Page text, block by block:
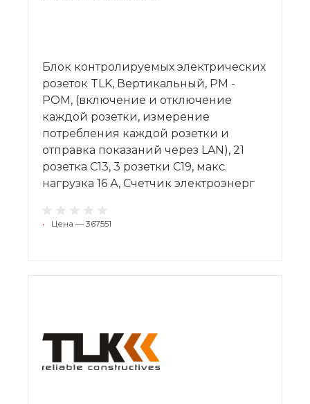
Блок контролируемых электрических
розеток TLK, Вертикальный, PM -
POM, (включение и отключение
каждой розетки, измерение
потребления каждой розетки и
отправка показаний через LAN), 21
розетка C13, 3 розетки С19, макс.
нагрузка 16 А, Счетчик электроэнерг
• Цена — 367551